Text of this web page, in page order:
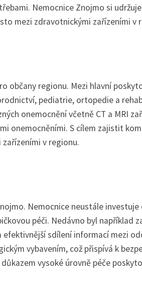
Nemocnice Znojmo si
mezi zdravotnickými zařízeními v
občany regionu. Mezi hlavní
pediatrie, ortopedie a
onemocnění včetně CT a MRI
onemocněními. S cílem zajistit
v regionu.
Nemocnice neustále investuje
péči. Nedávno byl například
sdílení informací mezi
vybavením, což přispívá k
vysoké úrovně péče